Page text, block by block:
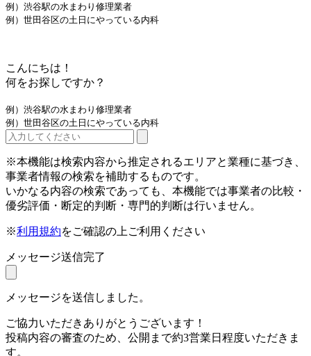
例）渋谷駅の水まわり修理業者
例）世田谷区の土日にやっている内科
こんにちは！
何をお探しですか？
例）渋谷駅の水まわり修理業者
例）世田谷区の土日にやっている内科
※本機能は検索内容から推定されるエリアと業種に基づき、
事業者情報の検索を補助するものです。
いかなる内容の検索であっても、本機能では事業者の比較・
優劣評価・断定的判断・専門的判断は行いません。
※利用規約をご確認の上ご利用ください
メッセージ送信完了
メッセージを送信しました。
ご協力いただきありがとうございます！
投稿内容の審査のため、公開まで約3営業日程度いただきま
す。